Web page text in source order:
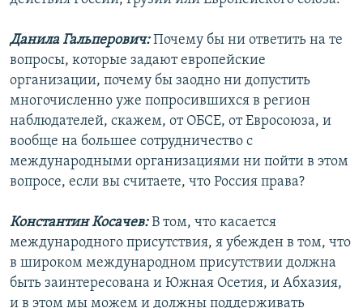
Данила Гальперович:Почему бы ни ответить на те
вопросы, которые задают европейские
организации, почему бы заодно ни допустить
многочисленно уже попросившихся в регион
наблюдателей, скажем, от ОБСЕ, от Евросоюза, и
вообще на большее сотрудничество с
международными организациями ни пойти в этом
вопросе, если вы считаете, что Россия права?
Константин Косачев:В том, что касается
международного присутствия, я убежден в том, что
в широком международном присутствии должна
быть заинтересована и Южная Осетия, и Абхазия,
и в этом мы можем и должны поддерживать